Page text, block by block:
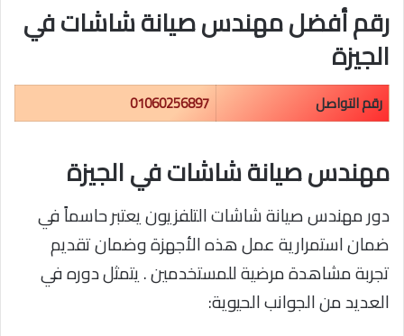
رقم أفضل مهندس صيانة شاشات في
الجيزة
رقم التواصل 01060256897
مهندس صيانة شاشات في الجيزة
دور مهندس صيانة شاشات التلفزيون يعتبر حاسماً في
ضمان استمرارية عمل هذه الأجهزة وضمان تقديم
تجربة مشاهدة مرضية للمستخدمين . يتمثل دوره في
العديد من الجوانب الحيوية: